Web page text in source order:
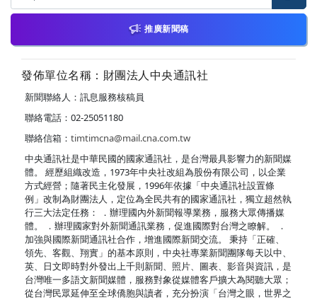
推廣新聞稿
發佈單位名稱：財團法人中央通訊社
新聞聯絡人：訊息服務核稿員
聯絡電話：02-25051180
聯絡信箱： timtimcna@mail.cna.com.tw
中央通訊社是中華民國的國家通訊社，是台灣最具影響力的新聞媒
體。 經歷組織改造，1973年中央社改組為股份有限公司，以企業
方式經營；隨著民主化發展，1996年依據「中央通訊社設置條
例」改制為財團法人，定位為全民共有的國家通訊社，獨立超然執
行三大法定任務： ．辦理國內外新聞報導業務，服務大眾傳播媒
體。 ．辦理國家對外新聞通訊業務，促進國際對台灣之瞭解。 ．
加強與國際新聞通訊社合作，增進國際新聞交流。 秉持「正確、
領先、客觀、翔實」的基本原則，中央社專業新聞團隊每天以中、
英、日文即時對外發出上千則新聞、照片、圖表、影音與資訊，是
台灣唯一多語文新聞媒體，服務對象從媒體客戶擴大為閱聽大眾；
從台灣民眾延伸至全球僑胞與讀者，充分扮演「台灣之眼，世界之